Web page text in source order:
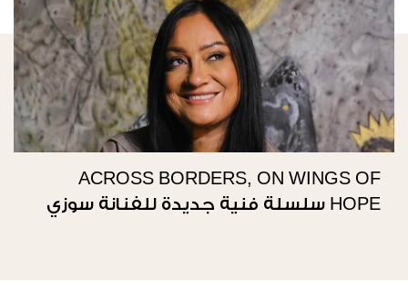
ACROSS BORDERS, ON WINGS OF
HOPE سلسلة فنية جديدة للفنانة سوزي